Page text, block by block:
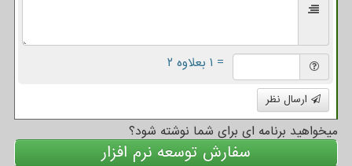
= ۱ بعلاوه ۲
ارسال نظر
میخواهید برنامه ای برای شما نوشته شود؟
سفارش توسعه نرم افزار